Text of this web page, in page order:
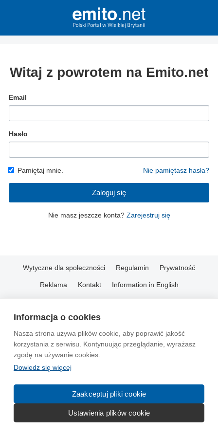
Informacja o cookies
Nasza strona używa plików cookie, aby poprawić jakość
korzystania z serwisu. Kontynuując przeglądanie, wyrażasz
zgodę na używanie cookies.
Dowiedz się więcej
Zaakceptuj pliki cookie
Ustawienia plików cookie
Witaj z powrotem na Emito.net
Email
Hasło
Pamiętaj mnie. Nie pamiętasz hasła?
Zaloguj się
Nie masz jeszcze konta? Zarejestruj się
Wytyczne dla społeczności Regulamin Prywatność
Reklama Kontakt Information in English